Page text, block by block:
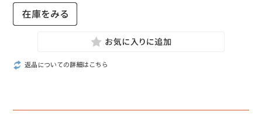
返品についての詳細はこちら